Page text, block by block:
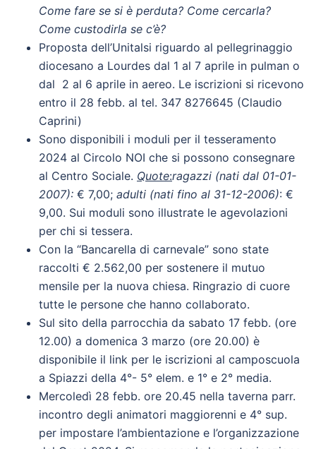
Come fare se si è perduta? Come cercarla?
Come custodirla se c’è?
Proposta dell’Unitalsi riguardo al pellegrinaggio
diocesano a Lourdes dal 1 al 7 aprile in pulman o
dal 2 al 6 aprile in aereo. Le iscrizioni si ricevono
entro il 28 febb. al tel. 347 8276645 (Claudio
Caprini)
Sono disponibili i moduli per il tesseramento
2024 al Circolo NOI che si possono consegnare
al Centro Sociale. Quote:ragazzi (nati dal 01-01-
2007): € 7,00; adulti (nati fino al 31-12-2006): €
9,00. Sui moduli sono illustrate le agevolazioni
per chi si tessera.
Con la “Bancarella di carnevale” sono state
raccolti € 2.562,00 per sostenere il mutuo
mensile per la nuova chiesa. Ringrazio di cuore
tutte le persone che hanno collaborato.
Sul sito della parrocchia da sabato 17 febb. (ore
12.00) a domenica 3 marzo (ore 20.00) è
disponibile il link per le iscrizioni al camposcuola
a Spiazzi della 4°- 5° elem. e 1° e 2° media.
Mercoledì 28 febb. ore 20.45 nella taverna parr.
incontro degli animatori maggiorenni e 4° sup.
per impostare l’ambientazione e l’organizzazione